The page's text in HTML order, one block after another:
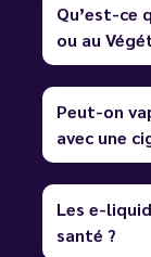
Qu’est-ce
ou au
Peut-on
avec une
Les e-
santé ?